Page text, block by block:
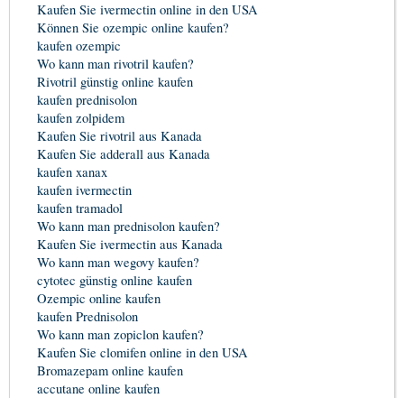
Kaufen Sie ivermectin online in den USA
Können Sie ozempic online kaufen?
kaufen ozempic
Wo kann man rivotril kaufen?
Rivotril günstig online kaufen
kaufen prednisolon
kaufen zolpidem
Kaufen Sie rivotril aus Kanada
Kaufen Sie adderall aus Kanada
kaufen xanax
kaufen ivermectin
kaufen tramadol
Wo kann man prednisolon kaufen?
Kaufen Sie ivermectin aus Kanada
Wo kann man wegovy kaufen?
cytotec günstig online kaufen
Ozempic online kaufen
kaufen Prednisolon
Wo kann man zopiclon kaufen?
Kaufen Sie clomifen online in den USA
Bromazepam online kaufen
accutane online kaufen